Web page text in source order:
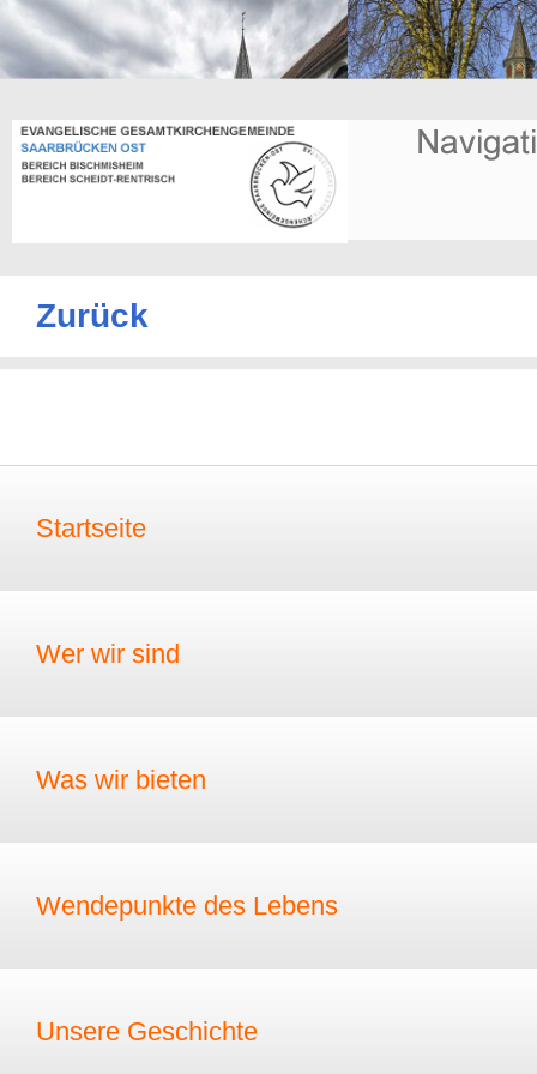
Zurück
Startseite
Wer wir sind
Was wir bieten
Wendepunkte des Lebens
Unsere Geschichte